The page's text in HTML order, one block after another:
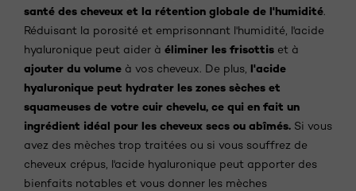
santé des cheveux et la rétention globale de l'humidité
Réduisant la porosité et emprisonnant l'humidité, l'acide
hyaluronique peut aider à éliminer les frisottis et à
ajouter du volume à vos cheveux. De plus, l'acide
hyaluronique peut hydrater les zones sèches et
squameuses de votre cuir chevelu, ce qui en fait un
ingrédient idéal pour les cheveux secs ou abîmés. Si vous
avez des mèches trop traitées ou si vous souffrez de
cheveux crépus, l'acide hyaluronique peut apporter des
bienfaits notables et vous donner les mèches